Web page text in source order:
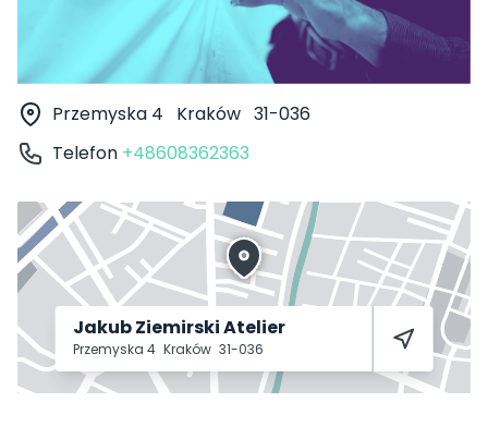
Przemyska 4 Kraków 31-036
Telefon +48608362363
Jakub Ziemirski Atelier
Przemyska 4 Kraków 31-036